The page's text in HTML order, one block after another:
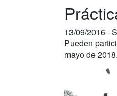
13/09/2016 -
Pueden
mayo de 2018.